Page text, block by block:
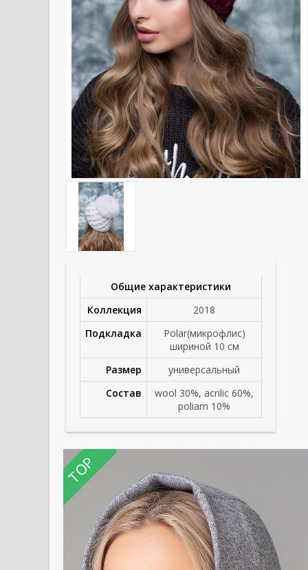
Общие характеристики
Коллекция
2018
Подкладка
Polar(микрофлис)
шириной 10 см
Размер
универсальный
Состав
wool 30%, acrilic 60%,
poliam 10%
TOP